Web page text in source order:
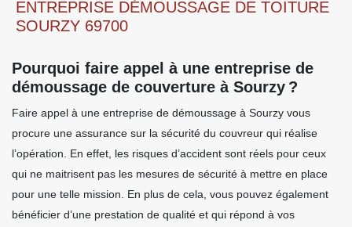
ENTREPRISE DÉMOUSSAGE DE TOITURE
SOURZY 69700
Pourquoi faire appel à une entreprise de
démoussage de couverture à Sourzy ?
Faire appel à une entreprise de démoussage à Sourzy vous
procure une assurance sur la sécurité du couvreur qui réalise
l’opération. En effet, les risques d’accident sont réels pour ceux
qui ne maitrisent pas les mesures de sécurité à mettre en place
pour une telle mission. En plus de cela, vous pouvez également
bénéficier d’une prestation de qualité et qui répond à vos